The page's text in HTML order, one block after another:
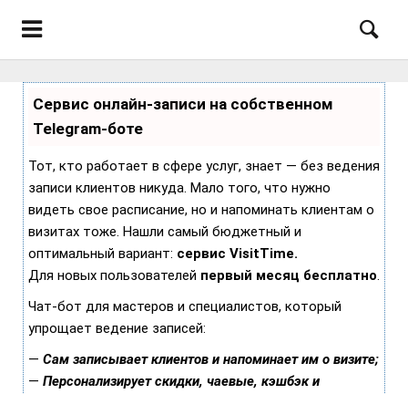
Сервис онлайн-записи на собственном
Telegram-боте
Тот, кто работает в сфере услуг, знает — без ведения
записи клиентов никуда. Мало того, что нужно
видеть свое расписание, но и напоминать клиентам о
визитах тоже. Нашли самый бюджетный и
оптимальный вариант: сервис VisitTime.
Для новых пользователей первый месяц бесплатно.
Чат-бот для мастеров и специалистов, который
упрощает ведение записей:
— Сам записывает клиентов и напоминает им о визите;
— Персонализирует скидки, чаевые, кэшбэк и